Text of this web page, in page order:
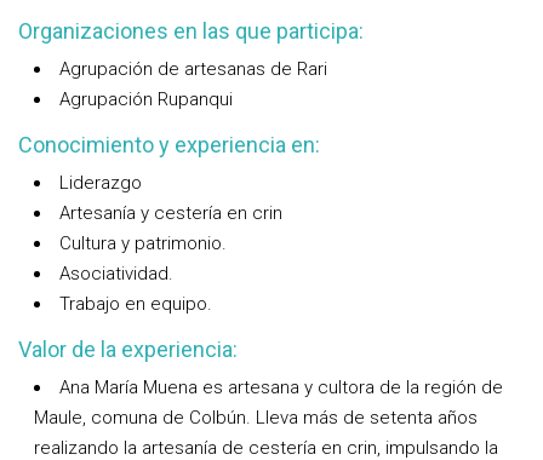
Organizaciones en las que participa:
Agrupación de artesanas de Rari
Agrupación Rupanqui
Conocimiento y experiencia en:
Liderazgo
Artesanía y cestería en crin
Cultura y patrimonio.
Asociatividad.
Trabajo en equipo.
Valor de la experiencia:
Ana María Muena es artesana y cultora de la región de
Maule, comuna de Colbún. Lleva más de setenta años
realizando la artesanía de cestería en crin, impulsando la